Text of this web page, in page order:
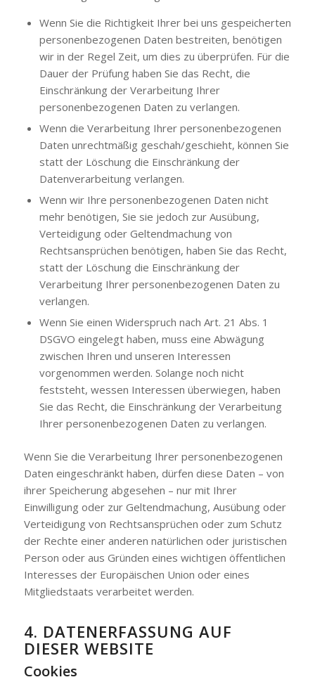
Wenn Sie die Richtigkeit Ihrer bei uns gespeicherten
personenbezogenen Daten bestreiten, benötigen
wir in der Regel Zeit, um dies zu überprüfen. Für die
Dauer der Prüfung haben Sie das Recht, die
Einschränkung der Verarbeitung Ihrer
personenbezogenen Daten zu verlangen.
Wenn die Verarbeitung Ihrer personenbezogenen
Daten unrechtmäßig geschah/geschieht, können Sie
statt der Löschung die Einschränkung der
Datenverarbeitung verlangen.
Wenn wir Ihre personenbezogenen Daten nicht
mehr benötigen, Sie sie jedoch zur Ausübung,
Verteidigung oder Geltendmachung von
Rechtsansprüchen benötigen, haben Sie das Recht,
statt der Löschung die Einschränkung der
Verarbeitung Ihrer personenbezogenen Daten zu
verlangen.
Wenn Sie einen Widerspruch nach Art. 21 Abs. 1
DSGVO eingelegt haben, muss eine Abwägung
zwischen Ihren und unseren Interessen
vorgenommen werden. Solange noch nicht
feststeht, wessen Interessen überwiegen, haben
Sie das Recht, die Einschränkung der Verarbeitung
Ihrer personenbezogenen Daten zu verlangen.
Wenn Sie die Verarbeitung Ihrer personenbezogenen
Daten eingeschränkt haben, dürfen diese Daten – von
ihrer Speicherung abgesehen – nur mit Ihrer
Einwilligung oder zur Geltendmachung, Ausübung oder
Verteidigung von Rechtsansprüchen oder zum Schutz
der Rechte einer anderen natürlichen oder juristischen
Person oder aus Gründen eines wichtigen öffentlichen
Interesses der Europäischen Union oder eines
Mitgliedstaats verarbeitet werden.
4. DATENERFASSUNG AUF
DIESER WEBSITE
Cookies